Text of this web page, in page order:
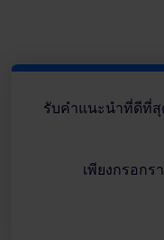
รับคำแนะนำที่ดีที่
เพียงกรอก